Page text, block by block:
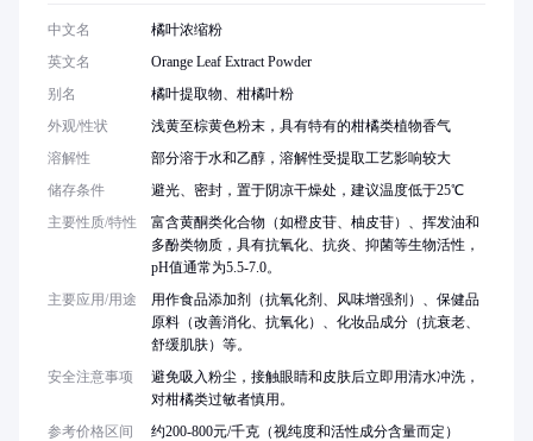
中文名
橘叶浓缩粉
英文名
Orange Leaf Extract Powder
别名
橘叶提取物、柑橘叶粉
外观/性状
浅黄至棕黄色粉末，具有特有的柑橘类植物香气
溶解性
部分溶于水和乙醇，溶解性受提取工艺影响较大
储存条件
避光、密封，置于阴凉干燥处，建议温度低于25℃
主要性质/特性
富含黄酮类化合物（如橙皮苷、柚皮苷）、挥发油和
多酚类物质，具有抗氧化、抗炎、抑菌等生物活性，
pH值通常为5.5-7.0。
主要应用/用途
用作食品添加剂（抗氧化剂、风味增强剂）、保健品
原料（改善消化、抗氧化）、化妆品成分（抗衰老、
舒缓肌肤）等。
安全注意事项
避免吸入粉尘，接触眼睛和皮肤后立即用清水冲洗，
对柑橘类过敏者慎用。
参考价格区间
约200-800元/千克（视纯度和活性成分含量而定）